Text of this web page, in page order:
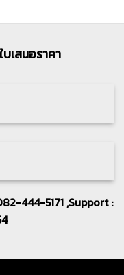
เสนอราคา
444-5171 ,Support :